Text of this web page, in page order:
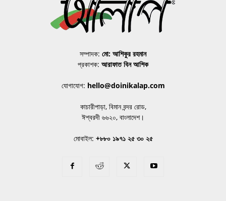
সম্পাদক: মো: আশিকুর রহমান
প্রকাশক: আরাফাত বিন আশিক
যোগাযোগ: hello@doinikalap.com
কাচারীপাড়া, বিমান বন্দর রোড,
ঈশ্বরদী ৬৬২০, বাংলাদেশ।
মোবাইল: +৮৮০ ১৯৭১ ২৫ ৩০ ২৫